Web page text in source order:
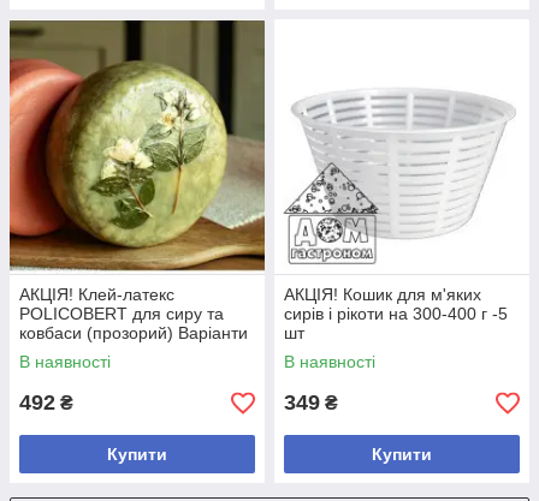
АКЦІЯ! Клей-латекс
POLICOBERT для сиру та
ковбаси (прозорий) Варіанти
для замовлення: 0,2 кг -2 шт
В наявності
492 ₴
Купити
АКЦІЯ! Кошик для м'яких
сирів і рікоти на 300-400 г -5
шт
В наявності
349 ₴
Купити